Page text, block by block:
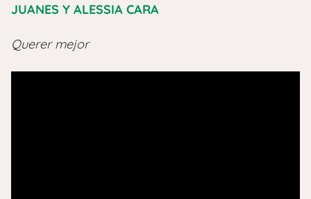
JUANES Y ALESSIA CARA
Querer mejor